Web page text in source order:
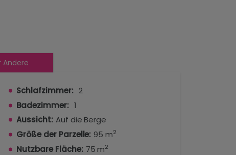
Andere
Schlafzimmer: 2
Badezimmer: 1
Aussicht: Auf die Berge
Größe der Parzelle: 95 m2
Nutzbare Fläche: 75 m2